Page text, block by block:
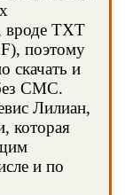
вроде TXT
поэтому
скачать и
СМС.
Лилиан,
которая
и по